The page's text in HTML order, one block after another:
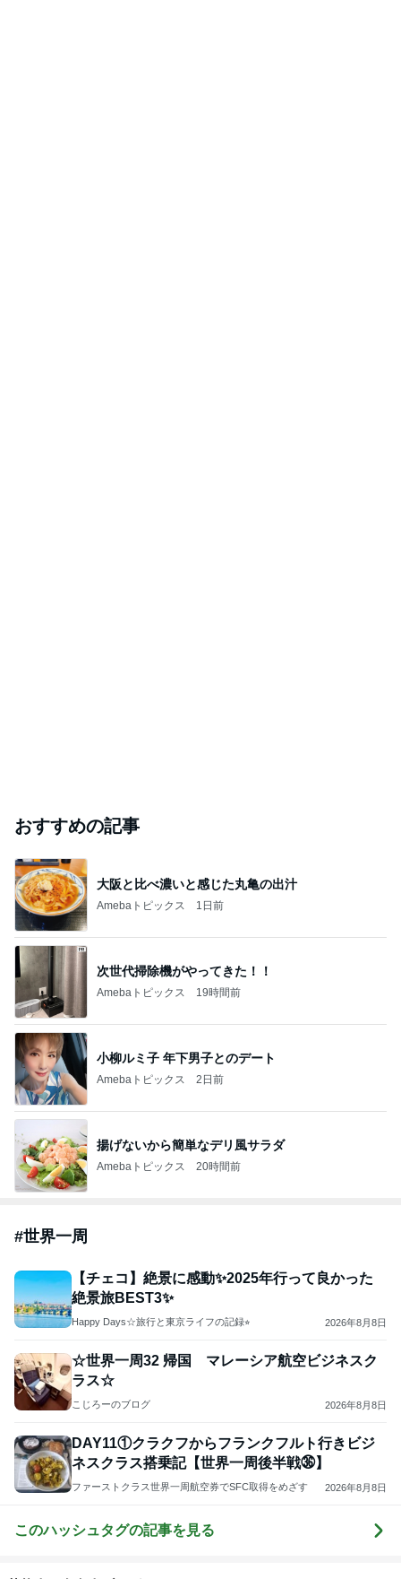
おすすめの記事
大阪と比べ濃いと感じた丸亀の出汁
Amebaトピックス 1日前
次世代掃除機がやってきた！！
Amebaトピックス 19時間前
小柳ルミ子 年下男子とのデート
Amebaトピックス 2日前
揚げないから簡単なデリ風サラダ
Amebaトピックス 20時間前
#世界一周
【チェコ】絶景に感動✨2025年行って良かった
絶景旅BEST3✨
Happy Days☆旅行と東京ライフの記録⭐︎ 2026年8月8日
☆世界一周32 帰国 マレーシア航空ビジネスク
ラス☆
こじろーのブログ 2026年8月8日
DAY11①クラクフからフランクフルト行きビジ
ネスクラス搭乗記【世界一周後半戦㊱】
ファーストクラス世界一周航空券でSFC取得をめざす 2026年8月8日
このハッシュタグの記事を見る